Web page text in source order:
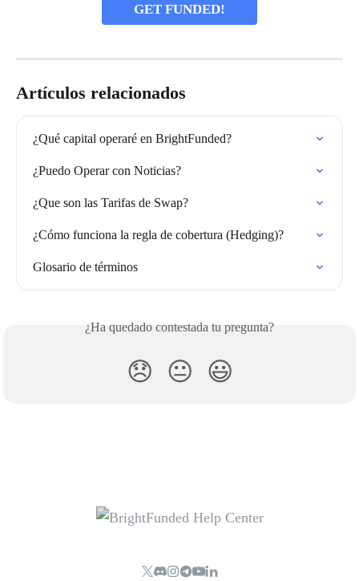
GET FUNDED!
Artículos relacionados
¿Qué capital operaré en BrightFunded?
¿Puedo Operar con Noticias?
¿Que son las Tarifas de Swap?
¿Cómo funciona la regla de cobertura (Hedging)?
Glosario de términos
¿Ha quedado contestada tu pregunta?
😞 😐 😃